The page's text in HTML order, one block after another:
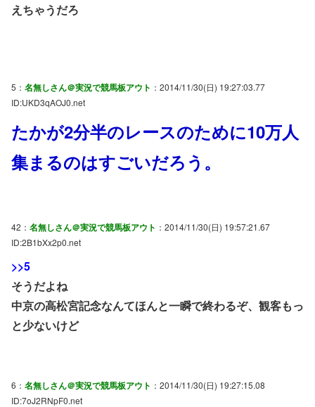
えちゃうだろ
5： 名無しさん＠実況で競馬板アウト ：2014/11/30(日) 19:27:03.77
ID:UKD3qAOJ0.net
たかが2分半のレースのために10万人
集まるのはすごいだろう。
42： 名無しさん＠実況で競馬板アウト ：2014/11/30(日) 19:57:21.67
ID:2B1bXx2p0.net
>>5
そうだよね
中京の高松宮記念なんてほんと一瞬で終わるぞ、観客もっ
と少ないけど
6： 名無しさん＠実況で競馬板アウト ：2014/11/30(日) 19:27:15.08
ID:7oJ2RNpF0.net